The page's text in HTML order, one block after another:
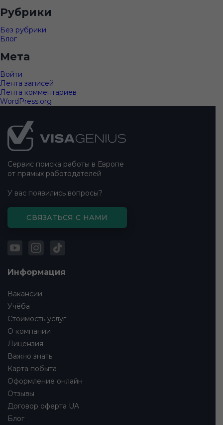
Рубрики
Без рубрики
Блог
Мета
Войти
Лента записей
Лента комментариев
WordPress.org
Подвал
сайта
Сервис поиска работы в Европе
от прямых работодателей
У вас появились вопросы?
СВЯЗАТЬСЯ С НАМИ
Информация
Вакансии
Учёба
Стоимость услуг
О компании
Лицензия
Важно знать
Карта побыта
Оформление онлайн
Отзывы
Договор оферта UA
Блог